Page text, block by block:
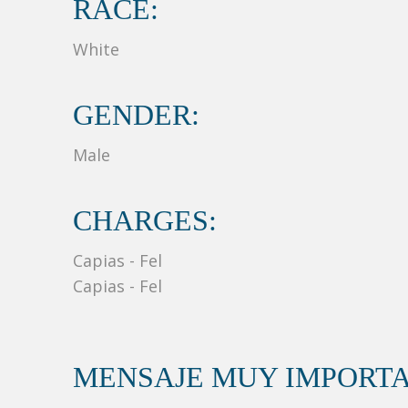
RACE:
White
GENDER:
Male
CHARGES:
Capias - Fel
Capias - Fel
MENSAJE MUY